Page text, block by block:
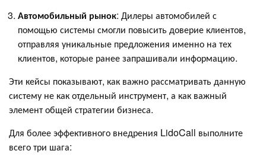
Автомобильный рынок: Дилеры автомобилей с
помощью системы смогли повысить доверие клиентов,
отправляя уникальные предложения именно на тех
клиентов, которые ранее запрашивали информацию.
Эти кейсы показывают, как важно рассматривать данную
систему не как отдельный инструмент, а как важный
элемент общей стратегии бизнеса.
Для более эффективного внедрения LidoCall выполните
всего три шага: